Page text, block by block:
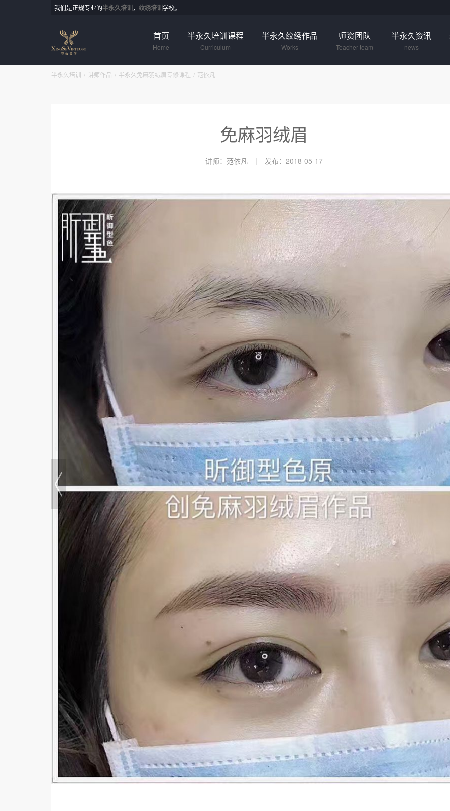
我们是正规专业的半永久培训， 纹绣培训学校。
首页
Home
半永久培训课程
Curriculum
半永久纹绣作品
Works
师资团队
Teacher team
半永久资讯
news
半永久培训 讲师作品 半永久免麻羽绒眉专修课程 范依凡
免麻羽绒眉
讲师：范依凡 发布：2018-05-17